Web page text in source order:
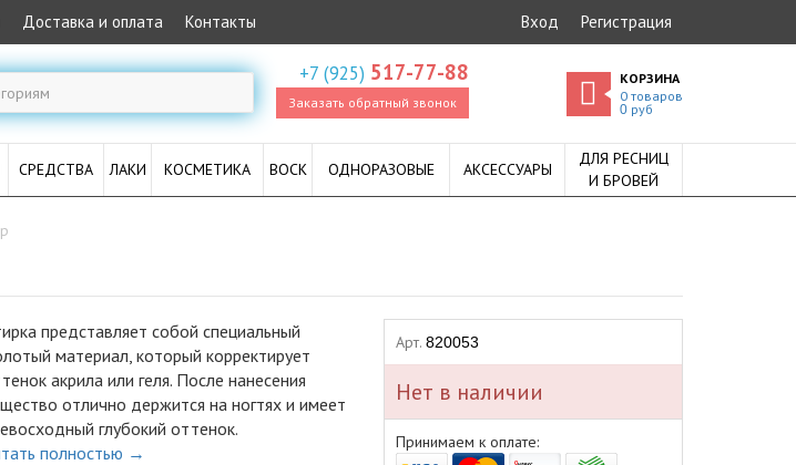
Доставка и оплата Контакты Вход Регистрация
+7 (925) 517-77-88
Заказать обратный звонок
КОРЗИНА
0 товаров
0руб
СРЕДСТВА ЛАКИ КОСМЕТИКА ВОСК ОДНОРАЗОВЫЕ АКСЕССУАРЫ
ДЛЯ РЕСНИЦ
И БРОВЕЙ
представляет собой специальный
материал, который корректирует
акрила или геля. После нанесения
отлично держится на ногтях и имеет
глубокий оттенок.
полностью →
Арт. 820053
Нет в наличии
Принимаем к оплате: